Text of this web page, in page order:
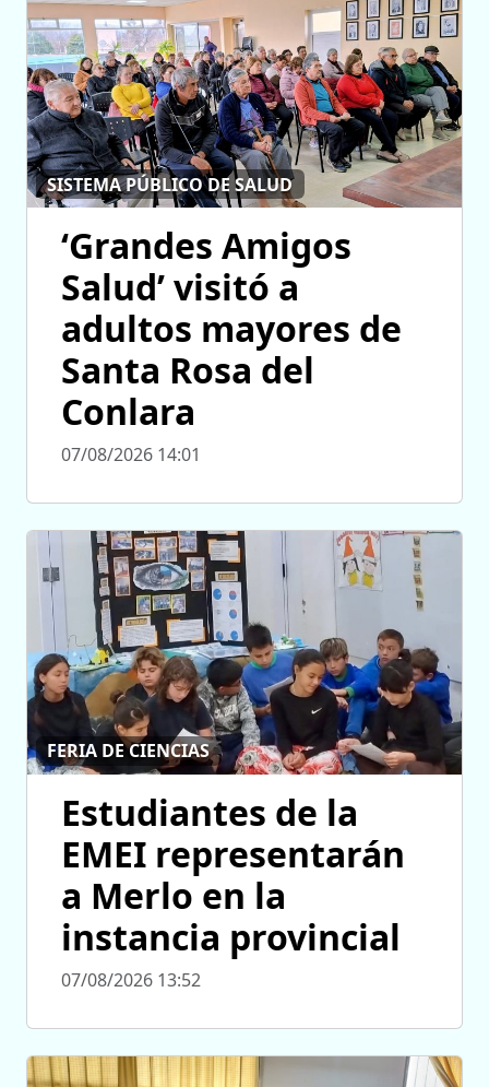
SISTEMA PÚBLICO DE SALUD
‘Grandes Amigos
Salud’ visitó a
adultos mayores de
Santa Rosa del
Conlara
07/08/2026 14:01
FERIA DE CIENCIAS
Estudiantes de la
EMEI representarán
a Merlo en la
instancia provincial
07/08/2026 13:52